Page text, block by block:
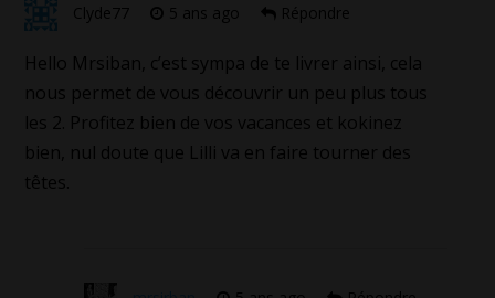
Clyde77 5 ans ago Répondre
Hello Mrsiban, c’est sympa de te livrer ainsi, cela
nous permet de vous découvrir un peu plus tous
les 2. Profitez bien de vos vacances et kokinez
bien, nul doute que Lilli va en faire tourner des
têtes.